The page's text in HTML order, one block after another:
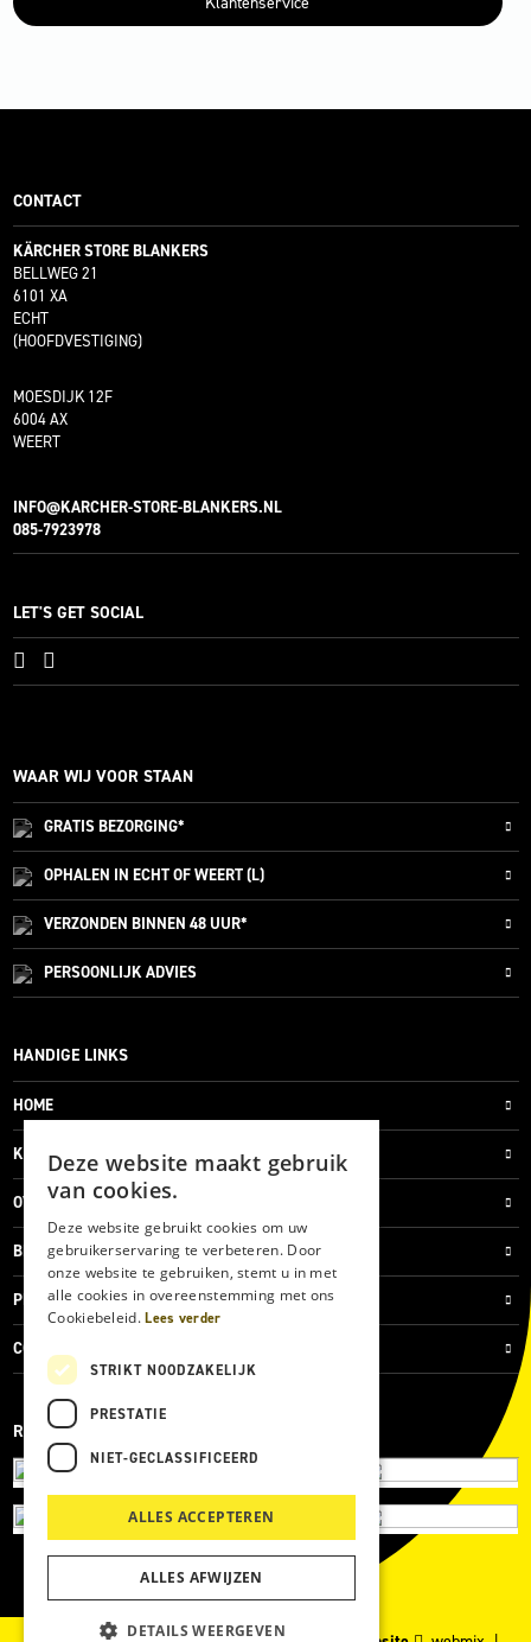
CONTACT
KÄRCHER STORE BLANKERS
BELLWEG 21
6101 XA
ECHT
(HOOFDVESTIGING)
MOESDIJK 12F
6004 AX
WEERT
INFO@KARCHER-STORE-BLANKERS.NL
085-7923978
LET'S GET SOCIAL
WAAR WIJ VOOR STAAN
GRATISBEZORGING*
OPHALEN IN ECHT OF WEERT (L)
VERZONDEN BINNEN 48 UUR*
PERSOONLIJKADVIES
HANDIGE LINKS
HOME
KLANTENSERVICE
OVER ONS
BLOG
PRIVACYVERKLARING
COOKIES
REVIEWMERK
Deze website maakt gebruik
van cookies.
Deze website gebruikt cookies om uw
gebruikerservaring te verbeteren. Door
onze website te gebruiken, stemt u in met
alle cookies in overeenstemming met ons
Cookiebeleid.Lees verder
STRIKT NOODZAKELIJK
PRESTATIE
NIET-GECLASSIFICEERD
ALLES ACCEPTEREN
ALLES AFWIJZEN
DETAILS WEERGEVEN